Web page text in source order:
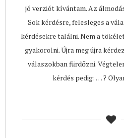
jó verziót kívántam. Az
Sok kérdésre, felesleges a
kérdésekre találni. Nem a
gyakorolni. Újra meg újra
válaszokban fürdőzni.
kérdés pedig: … ?